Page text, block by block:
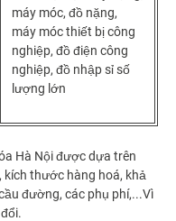
máy móc, đồ nặng,
máy móc thiết bị công
nghiệp, đồ điện công
nghiệp, đồ nhập sỉ số
lượng lớn
Hà Nội được dựa trên
thước hàng hoá, khả
đường, các phụ phí,...Vì